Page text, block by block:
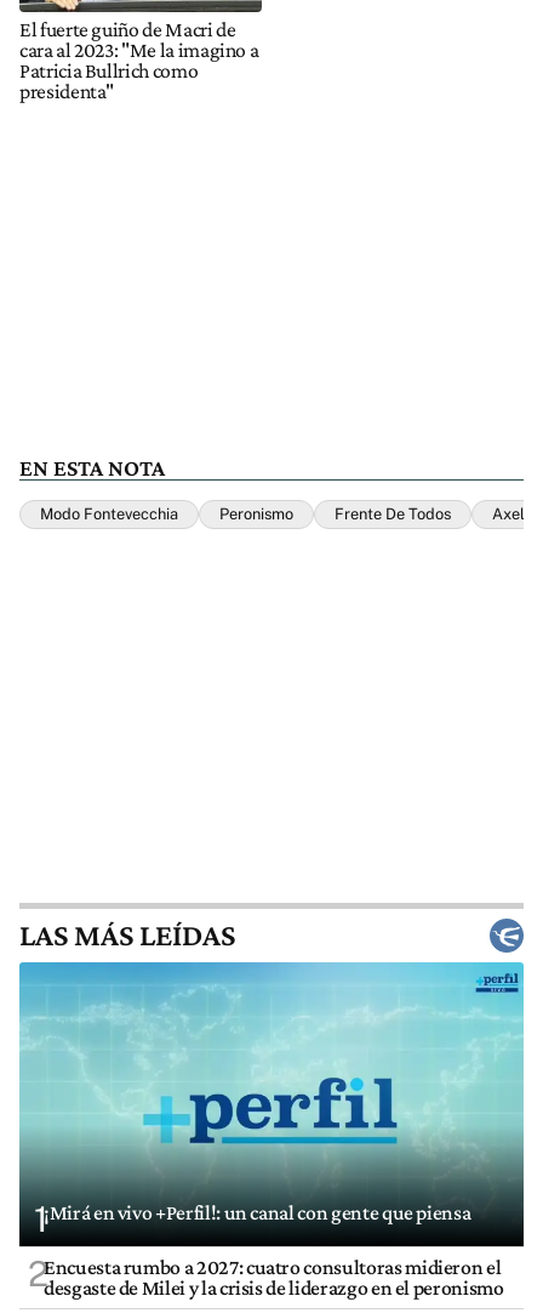
El fuerte guiño de Macri de
cara al 2023: "Me la imagino a
Patricia Bullrich como
presidenta"
EN ESTA NOTA
Modo Fontevecchia Peronismo Frente De Todos Axel
LAS MÁS LEÍDAS
1¡Mirá en vivo +Perfil!: un canal con gente que piensa
2Encuesta rumbo a 2027: cuatro consultoras midieron el
desgaste de Milei y la crisis de liderazgo en el peronismo